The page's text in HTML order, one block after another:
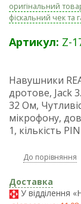
оригінальний
фіскальний чек та
Артикул: Z-
Навушники
дротове, Jack
32 Ом,
мікрофону,
1, кількість
До порівняння
Доставка
У відділення